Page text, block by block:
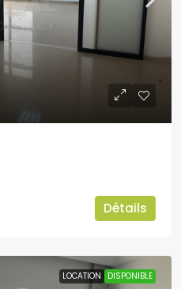
Détails
LOCATION DISPONIBLE